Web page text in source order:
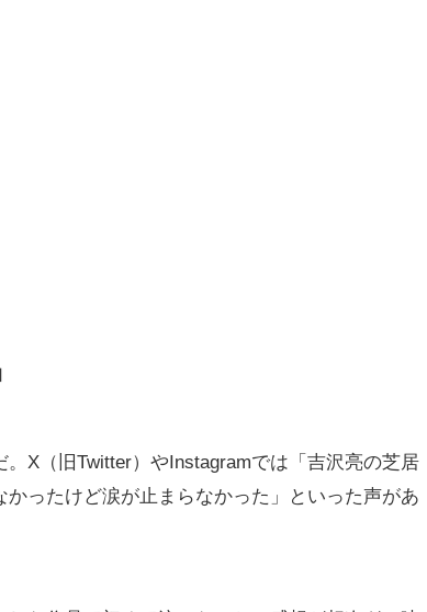
X（旧Twitter）やInstagramでは「吉沢亮の芝居
ったけど涙が止まらなかった」といった声があ